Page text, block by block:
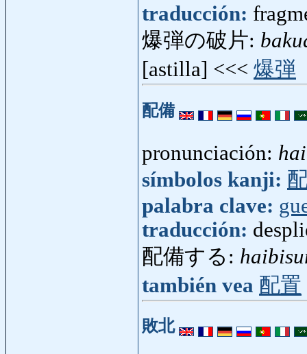
traducción:
爆弾の破片:
[astilla] <<< 爆弾
配備
pronunciación:
símbolos kanji:
palabra clave:
traducción:
配備する:
también vea 配置
敗北